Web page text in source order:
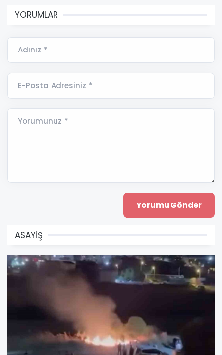
YORUMLAR
Adınız *
E-Posta Adresiniz *
Yorumunuz *
ASAYİŞ